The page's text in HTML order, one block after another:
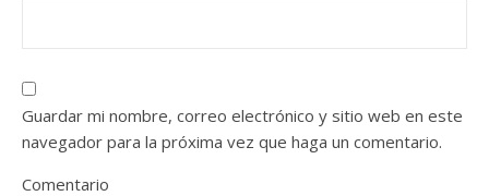
Guardar mi nombre, correo electrónico y sitio web en este
navegador para la próxima vez que haga un comentario.
Comentario